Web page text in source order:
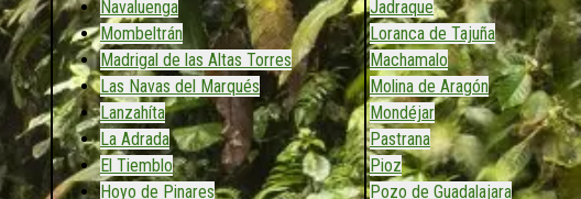
Navaluenga
Mombeltrán
Madrigal de las Altas Torres
Las Navas del Marqués
Lanzahíta
La Adrada
El Tiemblo
Hoyo de Pinares
Jadraque
Loranca de Tajuña
Machamalo
Molina de Aragón
Mondéjar
Pastrana
Pioz
Pozo de Guadalajara